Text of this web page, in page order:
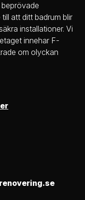
att ditt badrum blir
installationer. Vi
innehar F-
om olyckan